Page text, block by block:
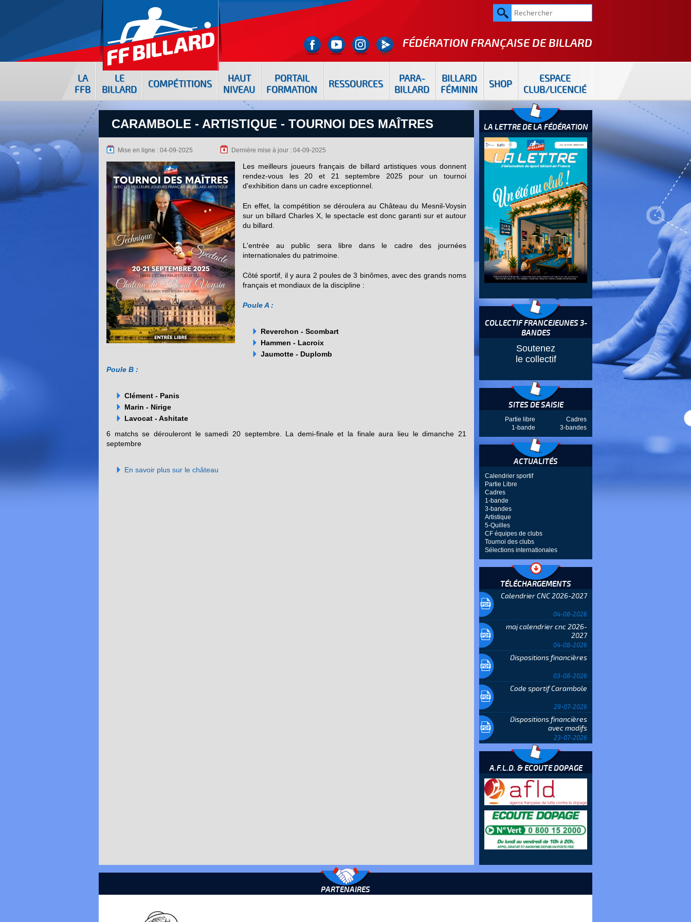
FÉDÉRATION FRANÇAISE DEBILLARD
LA
FFB
LE
BILLARD
COMPÉTITIONS
HAUT
NIVEAU
PORTAIL
FORMATION
RESSOURCES
PARA-
BILLARD
BILLARD
FÉMININ
SHOP
ESPACE
CLUB/LICENCIÉ
CARAMBOLE - ARTISTIQUE - TOURNOI DES MAÎTRES
Mise en ligne : 04-09-2025 Dernière mise à jour : 04-09-2025
Les meilleurs joueurs français de billard artistiques vous donnent
rendez-vous les 20 et 21 septembre 2025 pour un tournoi
d'exhibition dans un cadre exceptionnel.
En effet, la compétition se déroulera au Château du Mesnil-Voysin
sur un billard Charles X, le spectacle est donc garanti sur et autour
du billard.
L'entrée au public sera libre dans le cadre des journées
internationales du patrimoine.
Côté sportif, il y aura 2 poules de 3 binômes, avec des grands noms
français et mondiaux de la discipline :
Poule A :
Reverchon - Scombart
Hammen - Lacroix
Jaumotte - Duplomb
Poule B :
Clément - Panis
Marin - Nirige
Lavocat - Ashitate
6 matchs se dérouleront le samedi 20 septembre. La demi-finale et la finale aura lieu le dimanche 21
septembre
En savoir plus sur le château
LA LETTRE DE LA FÉDÉRATION
COLLECTIF FRANCEJEUNES 3-
BANDES
Soutenez
le collectif
SITES DE SAISIE
Partie libre
Cadres
1-bande
3-bandes
ACTUALITÉS
Calendrier sportif
Partie Libre
Cadres
1-bande
3-bandes
Artistique
5-Quilles
CF équipes de clubs
Tournoi des clubs
Sélections internationales
TÉLÉCHARGEMENTS
Calendrier CNC 2026-2027
04-08-2026
maj calendrier cnc 2026-
2027
04-08-2026
Dispositions financières
03-08-2026
Code sportif Carambole
29-07-2026
Dispositions financières
avec modifs
23-07-2026
A.F.L.D. & ECOUTE DOPAGE
PARTENAIRES